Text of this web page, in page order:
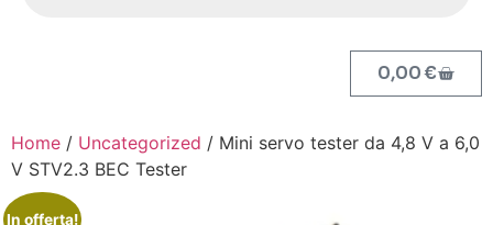
0,00€
Home / Uncategorized / Mini servo tester da 4,8 V a 6,0
V STV2.3 BEC Tester
In offerta!